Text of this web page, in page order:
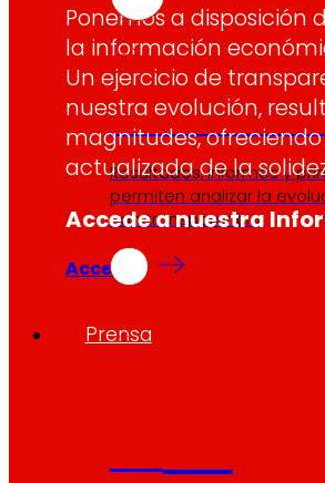
Información
Resultados, informes y
permiten analizar la
con transparencia.
Prensa
Al
Ponemos a disposición
la información
Un ejercicio de
nuestra evolución,
magnitudes,
actualizada de la
Accede a nuestra
Acceder